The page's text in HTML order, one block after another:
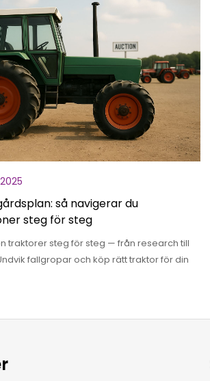
så navigerar du
steg för steg
traktorer steg för steg — från research till
fallgropar och köp rätt traktor för din